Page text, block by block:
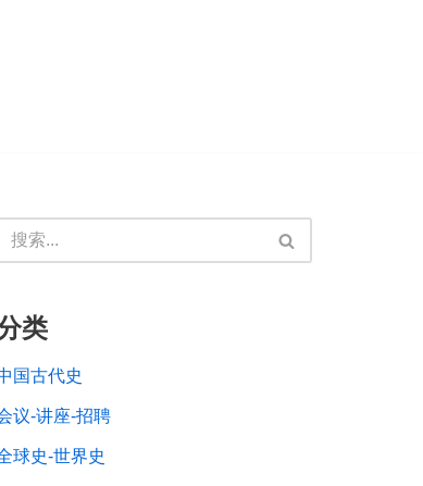
类
国古代史
议-讲座-招聘
球史-世界史